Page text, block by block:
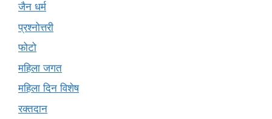
जैन धर्म
प्रश्नोत्तरी
फोटो
महिला जगत
महिला दिन विशेष
रक्तदान